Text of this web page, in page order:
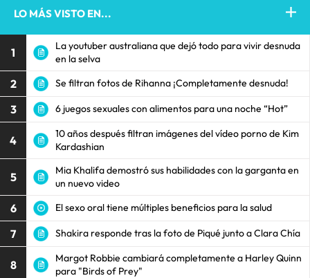
LO MÁS VISTO EN...
1
La youtuber australiana que dejó todo para vivir desnuda
en la selva
2 Se filtran fotos de Rihanna ¡Completamente desnuda!
3 6 juegos sexuales con alimentos para una noche “Hot”
4
10 años después filtran imágenes del vídeo porno de Kim
Kardashian
5
Mia Khalifa demostró sus habilidades con la garganta en
un nuevo video
6 El sexo oral tiene múltiples beneficios para la salud
7 Shakira responde tras la foto de Piqué junto a Clara Chía
8
Margot Robbie cambiará completamente a Harley Quinn
para "Birds of Prey"